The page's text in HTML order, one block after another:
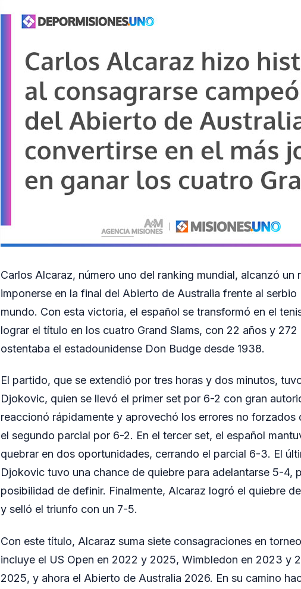
Carlos Alcaraz, número uno del ranking mundial, alcanzó un
imponerse en la final del Abierto de Australia frente al
mundo. Con esta victoria, el español se transformó en el
lograr el título en los cuatro Grand Slams, con 22 años y
ostentaba el estadounidense Don Budge desde 1938.
El partido, que se extendió por tres horas y dos minutos,
Djokovic, quien se llevó el primer set por 6-2 con gran
reaccionó rápidamente y aprovechó los errores no forzados
el segundo parcial por 6-2. En el tercer set, el español
quebrar en dos oportunidades, cerrando el parcial 6-3. El
Djokovic tuvo una chance de quiebre para adelantarse 5-4,
posibilidad de definir. Finalmente, Alcaraz logró el quiebre
y selló el triunfo con un 7-5.
Con este título, Alcaraz suma siete consagraciones en
incluye el US Open en 2022 y 2025, Wimbledon en 2023 y
2025, y ahora el Abierto de Australia 2026. En su camino